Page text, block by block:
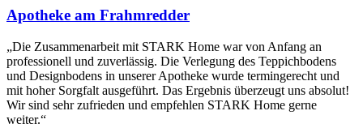
Apotheke am Frahmredder
„Die Zusammenarbeit mit STARK Home war von Anfang an
professionell und zuverlässig. Die Verlegung des Teppichbodens
und Designbodens in unserer Apotheke wurde termingerecht und
mit hoher Sorgfalt ausgeführt. Das Ergebnis überzeugt uns absolut!
Wir sind sehr zufrieden und empfehlen STARK Home gerne
weiter.“